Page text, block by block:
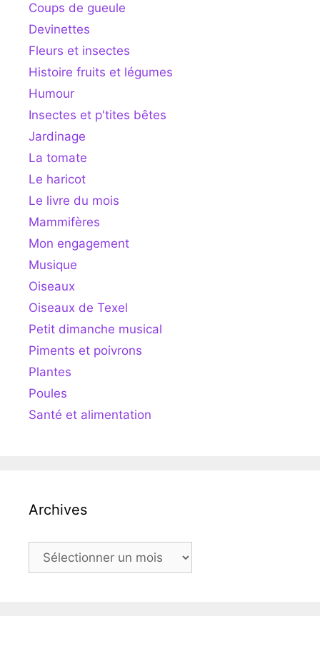
Coups de gueule
Devinettes
Fleurs et insectes
Histoire fruits et légumes
Humour
Insectes et p'tites bêtes
Jardinage
La tomate
Le haricot
Le livre du mois
Mammifères
Mon engagement
Musique
Oiseaux
Oiseaux de Texel
Petit dimanche musical
Piments et poivrons
Plantes
Poules
Santé et alimentation
Archives
Archives